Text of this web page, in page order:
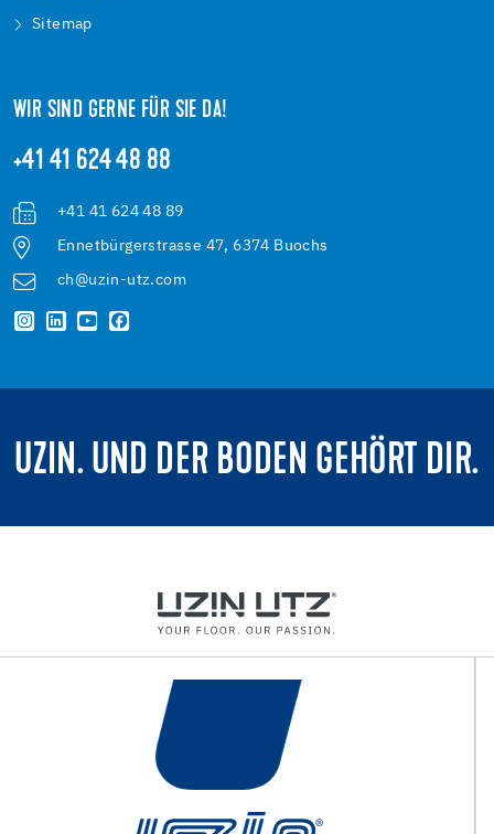
Sitemap
WIR SIND GERNE FÜR SIE DA!
+41 41 624 48 88
+41 41 624 48 89
Ennetbürgerstrasse 47, 6374 Buochs
ch@uzin-utz.com
UZIN. UND DER BODEN GEHÖRT DIR.